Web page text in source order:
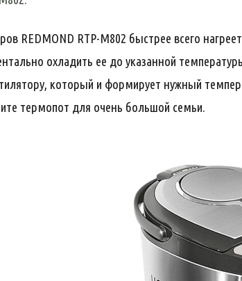
REDMOND RTP-M802 быстрее всего
охладить ее до указанной
который и формирует нужный
термопот для очень большой семьи.